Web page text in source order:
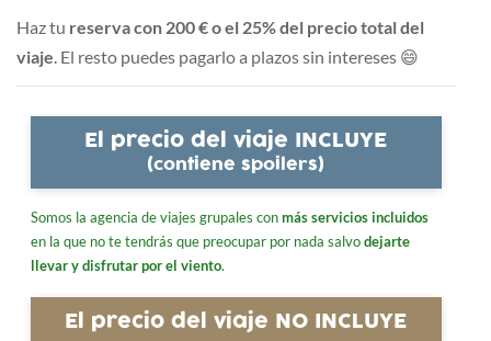
Haz tu reserva con 200 € o el 25% del precio total del
viaje. El resto puedes pagarlo a plazos sin intereses 😄
El precio del viaje INCLUYE
(contiene spoilers)
Somos la agencia de viajes grupales conmás servicios incluidos
en la que no te tendrás que preocupar por nada salvodejarte
llevar y disfrutar por el viento.
El precio del viaje NO INCLUYE